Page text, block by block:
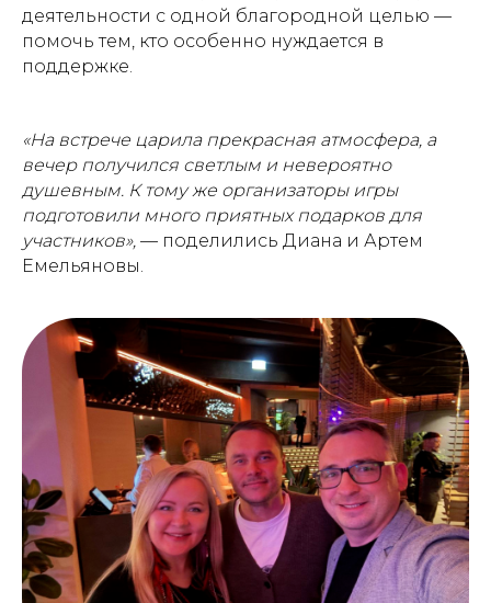
деятельности с одной благородной целью —
помочь тем, кто особенно нуждается в
поддержке.
«На встрече царила прекрасная атмосфера, а
вечер получился светлым и невероятно
душевным. К тому же организаторы игры
подготовили много приятных подарков для
участников», — поделились Диана и Артем
Емельяновы.